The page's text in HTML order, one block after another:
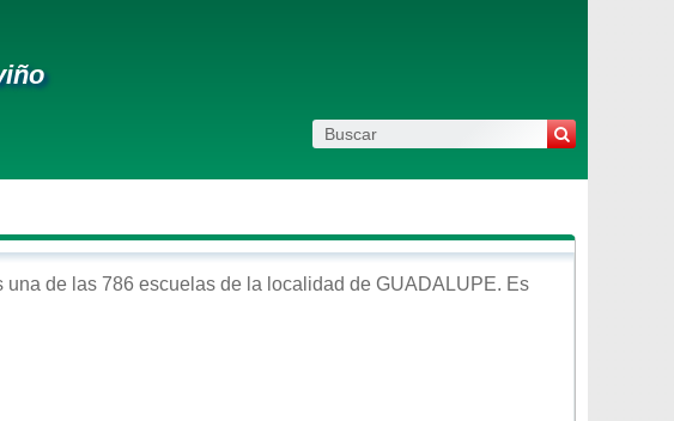
una de las 786 escuelas de la localidad de GUADALUPE. Es